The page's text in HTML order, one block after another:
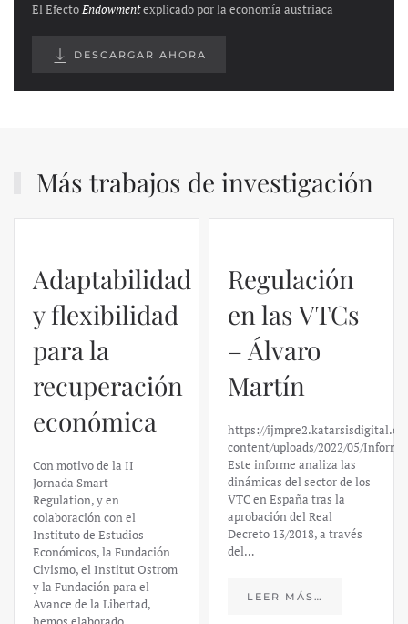
El EfectoEndowmentexplicado por la economía austriaca
DESCARGAR AHORA
Más trabajos de investigación
Adaptabilidad
y flexibilidad
para la
recuperación
económica
Con motivo de la II
Jornada Smart
Regulation, y en
colaboración con el
Instituto de Estudios
Económicos, la Fundación
Civismo, el Institut Ostrom
y la Fundación para el
Avance de la Libertad,
Regulación
en las VTCs
– Álvaro
Martín
https://
content/uploads/2022/05/
Este informe analiza las
dinámicas del sector de los
VTC en España tras la
aprobación del Real
Decreto 13/2018, a través
del…
LEER MÁS…